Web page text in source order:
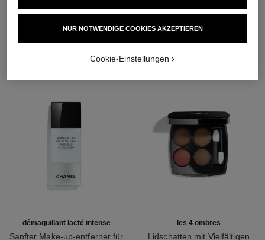
DIE PERFEKTE KOMBINATION
démaquillant lacté intense
Sanfter Make-up-entferner für
les 4 ombres
Lidschatten mit Vielfältigen
NUR NOTWENDIGE COOKIES AKZEPTIEREN
Cookie-Einstellungen